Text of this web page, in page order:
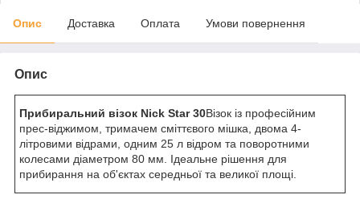
Опис Доставка Оплата Умови повернення
Опис
Прибиральний візок Nick Star 30Візок із професійним
прес-віджимом, тримачем сміттєвого мішка, двома 4-
літровими відрами, одним 25 л відром та поворотними
колесами діаметром 80 мм. Ідеальне рішення для
прибирання на об'єктах середньої та великої площі.